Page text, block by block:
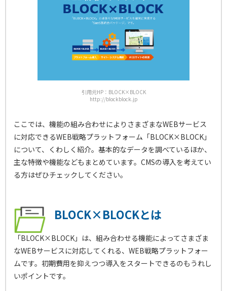
引用元HP：BLOCK×BLOCK
http://blockblock.jp
ここでは、機能の組み合わせによりさまざまなWEBサービス
に対応できるWEB戦略プラットフォーム「BLOCK×BLOCK」
について、くわしく紹介。基本的なデータを調べているほか、
主な特徴や機能などもまとめています。CMSの導入を考えてい
る方はぜひチェックしてください。
BLOCK×BLOCKとは
「BLOCK×BLOCK」は、組み合わせる機能によってさまざま
なWEBサービスに対応してくれる、WEB戦略プラットフォー
ムです。初期費用を抑えつつ導入をスタートできるのもうれし
いポイントです。